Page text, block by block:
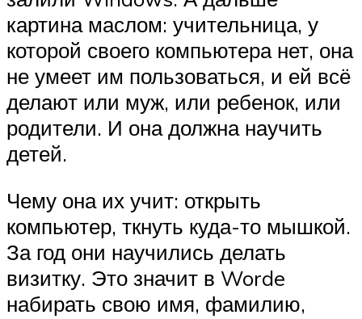
картина маслом: учительница, у
которой своего компьютера нет, она
не умеет им пользоваться, и ей всё
делают или муж, или ребенок, или
родители. И она должна научить
детей.
Чему она их учит: открыть
компьютер, ткнуть куда-то мышкой.
За год они научились делать
визитку. Это значит в Worde
набирать свою имя, фамилию,